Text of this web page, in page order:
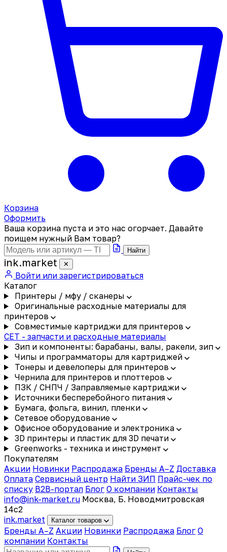
Корзина
Оформить
Ваша корзина пуста и это нас огорчает. Давайте
поищем нужный Вам товар?
Найти
ink.market ✕
Войти или зарегистрироваться
Каталог
Принтеры / мфу / сканеры
Оригинальные расходные материалы для
принтеров
Совместимые картриджи для принтеров
CET - запчасти и расходные материалы
Зип и компоненты: барабаны, валы, ракели, зип
Чипы и программаторы для картриджей
Тонеры и девелоперы для принтеров
Чернила для принтеров и плоттеров
ПЗК / СНПЧ / Заправляемые картриджи
Источники бесперебойного питания
Бумага, фольга, винил, пленки
Сетевое оборудование
Офисное оборудование и электроника
3D принтеры и пластик для 3D печати
Greenworks - техника и инструмент
Покупателям
Акции Новинки Распродажа Бренды A–Z Доставка
Оплата Сервисный центр Найти ЗИП Прайс-чек по
списку B2B-портал Блог О компании Контакты
info@ink-market.ru Москва, Б. Новодмитровская
14с2
ink.market Каталог товаров
Бренды A–Z Акции Новинки Распродажа Блог О
компании Контакты